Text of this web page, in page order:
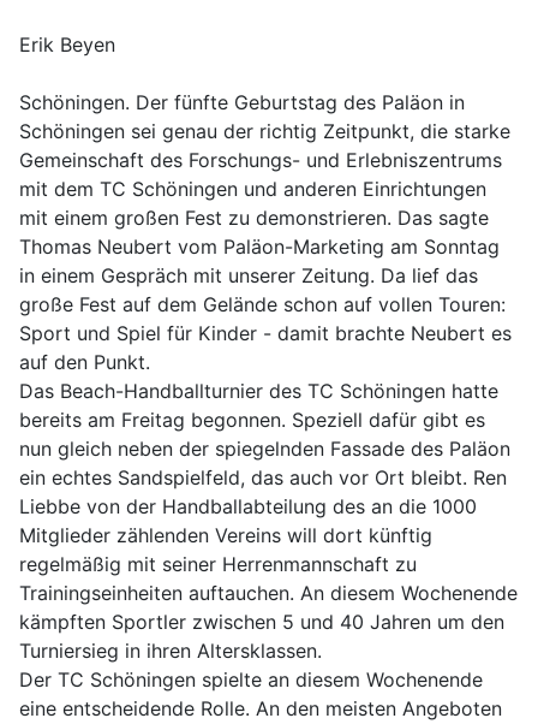
Erik Beyen
Schöningen. Der fünfte Geburtstag des Paläon in
Schöningen sei genau der richtig Zeitpunkt, die starke
Gemeinschaft des Forschungs- und Erlebniszentrums
mit dem TC Schöningen und anderen Einrichtungen
mit einem großen Fest zu demonstrieren. Das sagte
Thomas Neubert vom Paläon-Marketing am Sonntag
in einem Gespräch mit unserer Zeitung. Da lief das
große Fest auf dem Gelände schon auf vollen Touren:
Sport und Spiel für Kinder - damit brachte Neubert es
auf den Punkt.
Das Beach-Handballturnier des TC Schöningen hatte
bereits am Freitag begonnen. Speziell dafür gibt es
nun gleich neben der spiegelnden Fassade des Paläon
ein echtes Sandspielfeld, das auch vor Ort bleibt. Ren
Liebbe von der Handballabteilung des an die 1000
Mitglieder zählenden Vereins will dort künftig
regelmäßig mit seiner Herrenmannschaft zu
Trainingseinheiten auftauchen. An diesem Wochenende
kämpften Sportler zwischen 5 und 40 Jahren um den
Turniersieg in ihren Altersklassen.
Der TC Schöningen spielte an diesem Wochenende
eine entscheidende Rolle. An den meisten Angeboten